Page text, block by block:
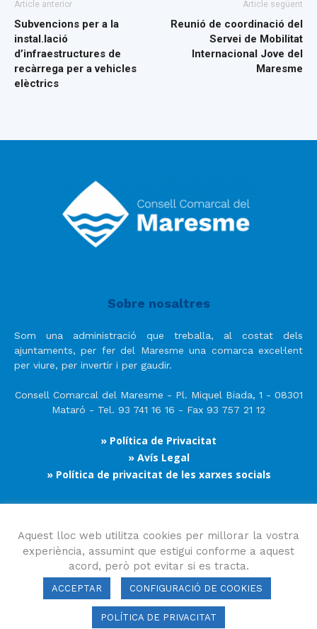
Article anterior
Subvencions per a la
instal.lació
d’infraestructures de
recàrrega per a vehicles
elèctrics
Article següent
Reunió de coordinació del
Servei de Mobilitat
Internacional Jove del
Maresme
Sobre nosaltres
Som una administració que treballa, al costat dels
ajuntaments, per fer del Maresme una comarca excel·lent
per viure, per invertir i per gaudir.
Consell Comarcal del Maresme - Pl. Miquel Biada, 1 - 08301
Mataró - Tel. 93 741 16 16 - Fax 93 757 21 12
» Política de Privacitat
» Avís Legal
» Política de privacitat de les xarxes socials
Segueix-nos
Consell Comarcal del Maresme 2023 Copyright © Tots els drets
Aquest lloc web utilitza cookies per millorar la vostra
experiència, assumint que estigui conforme a aquest
acord, però pot evitar si es tracta.
ACCEPTAR CONFIGURACIÓ DE COOKIES
POLÍTICA DE PRIVACITAT